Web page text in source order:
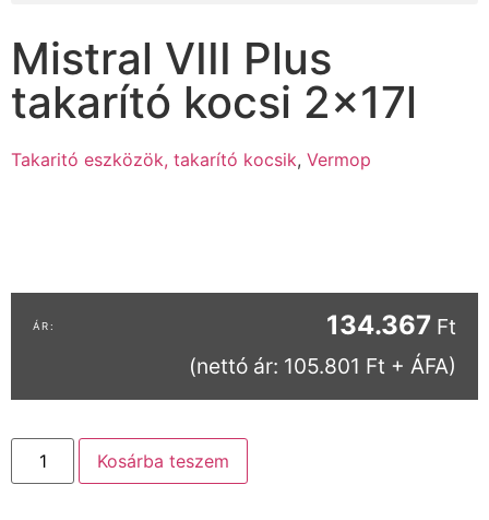
Mistral VIII Plus
takarító kocsi 2x17l
Takaritó eszközök, takarító kocsik, Vermop
134.367 Ft
(nettó ár: 105.801 Ft + ÁFA)
Kosárba teszem